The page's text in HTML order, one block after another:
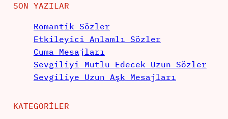
SON YAZILAR
Romantik Sözler
Etkileyici Anlamlı Sözler
Cuma Mesajları
Sevgiliyi Mutlu Edecek Uzun Sözler
Sevgiliye Uzun Aşk Mesajları
KATEGORILER